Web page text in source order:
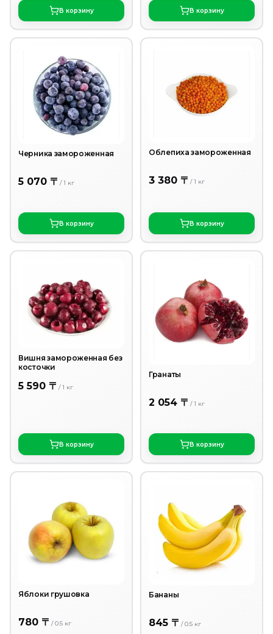
В корзину В корзину
Черника замороженная
5 070 〒 /1 кг
В корзину
Облепиха замороженная
3 380 〒 /1 кг
В корзину
Вишня замороженная без
косточки
5 590 〒 /1 кг
В корзину
Гранаты
2 054 〒 /1 кг
В корзину
Яблоки грушовка
780 〒 /0.5 кг
Бананы
845 〒 /0.5 кг